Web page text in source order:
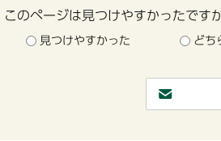
このページは見つけやすかったです
見つけやすかった どち